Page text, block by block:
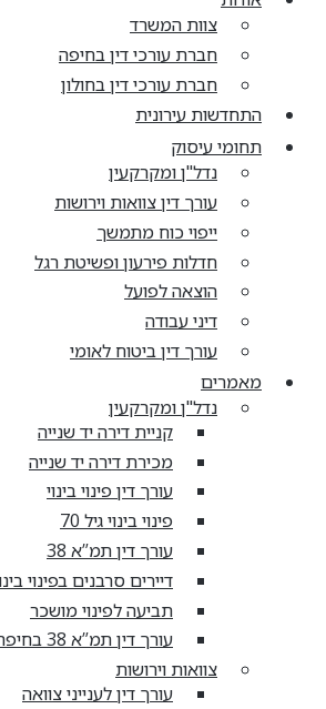
צוות המשרד
חברת עורכי דין בחיפה
חברת עורכי דין בחולון
התחדשות עירונית
תחומי עיסוק
נדל"ן ומקרקעין
עורך דין צוואות וירושות
ייפוי כוח מתמשך
חדלות פירעון ופשיטת רגל
הוצאה לפועל
דיני עבודה
עורך דין ביטוח לאומי
מאמרים
נדל"ן ומקרקעין
קניית דירה יד שנייה
מכירת דירה יד שנייה
עורך דין פינוי בינוי
פינוי בינוי גיל 70
עורך דין תמ”א 38
דיירים סרבנים בפינוי בינוי
תביעה לפינוי מושכר
עורך דין תמ”א 38 בחיפה
צוואות וירושות
עורך דין לענייני צוואה